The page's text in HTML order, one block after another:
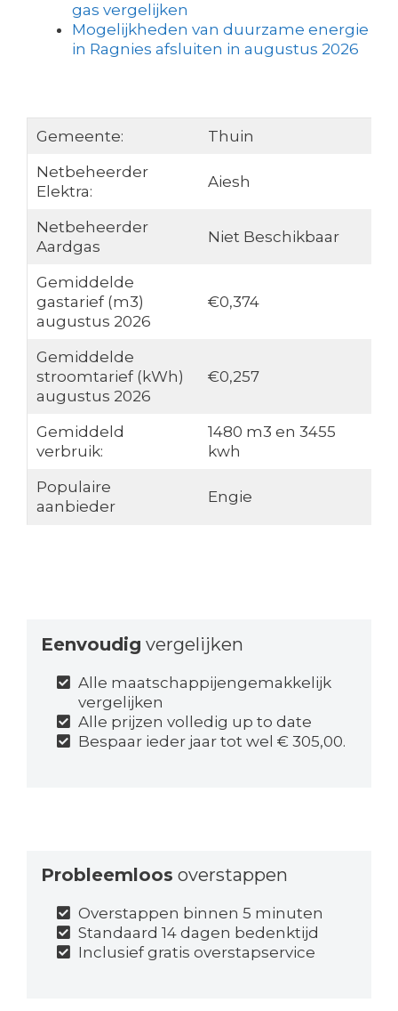
gas vergelijken
Mogelijkheden van duurzame energie
in Ragnies afsluiten in augustus 2026
Gemeente:
Thuin
Netbeheerder
Elektra:
Aiesh
Netbeheerder
Aardgas
Niet Beschikbaar
Gemiddelde
gastarief (m3)
augustus 2026
€0,374
Gemiddelde
stroomtarief (kWh)
augustus 2026
€0,257
Gemiddeld
verbruik:
1480 m3 en 3455
kwh
Populaire
aanbieder
Engie
Eenvoudig vergelijken
Alle maatschappijengemakkelijk
vergelijken
Alle prijzen volledig up to date
Bespaar ieder jaar tot wel € 305,00.
Probleemloos overstappen
Overstappen binnen 5 minuten
Standaard 14 dagen bedenktijd
Inclusief gratis overstapservice